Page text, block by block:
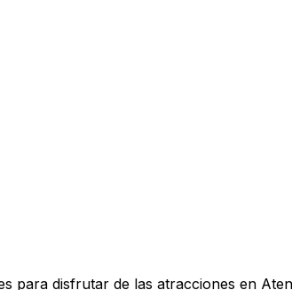
para disfrutar de las atracciones en